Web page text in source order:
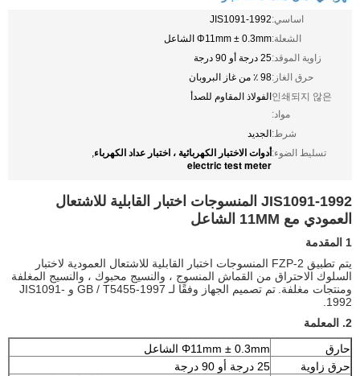
اساسي:JIS1091-1992
الشعلة:Φ11mm ± 0.3mm الشاعل
زاوية الموقد:25 درجة أو 90 درجة
حرق الغاز:98 ٪ من غاز البروبان
인쇄되지 않은
مواد:
الفولاذ المقاوم للصدأ
شرط:الجديد
تسليط الضوء:أدوات الاختبار الكهربائية ، اختبار عداد الكهرباء,
electric test meter
JIS1091-1992 المنسوجات اختبار القابلية للاشتعال
العمودي مع 11MM الشاعل
1 المقدمة
يتم تطبيق FZP-2 المنسوجات اختبار القابلية للاشتعال العمودية لاختبار
السلوك الاحتراق من القماش المنسوج ، والنسيج محبوك ، والنسيج المغلفة
ومنتجات مغلفة.
تم تصميم الجهاز وفقًا لـ GB / T5455-1997 و JIS1091-
1992.
2. المعلمة
حارق
Φ11mm ± 0.3mm الشاعل
حرق زاوية
25 درجة أو 90 درجة